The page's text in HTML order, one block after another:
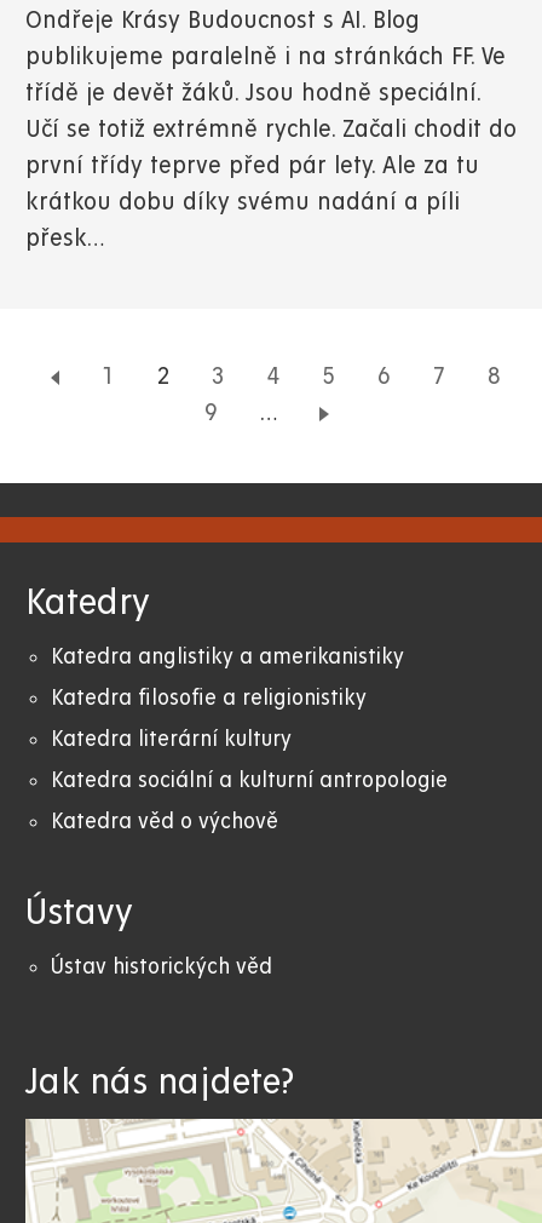
Ondřeje Krásy Budoucnost s AI. Blog
publikujeme paralelně i na stránkách FF. Ve
třídě je devět žáků. Jsou hodně speciální.
Učí se totiž extrémně rychle. Začali chodit do
první třídy teprve před pár lety. Ale za tu
krátkou dobu díky svému nadání a píli
přesk…
Page
1
Aktuální
stránka
2 Page
3 Page
4 Page
5 Page
6 Page
7 Page
8
Page
9 …
Katedry
Katedra anglistiky a amerikanistiky
Katedra filosofie a religionistiky
Katedra literární kultury
Katedra sociální a kulturní antropologie
Katedra věd o výchově
Ústavy
Ústav historických věd
Jak nás najdete?